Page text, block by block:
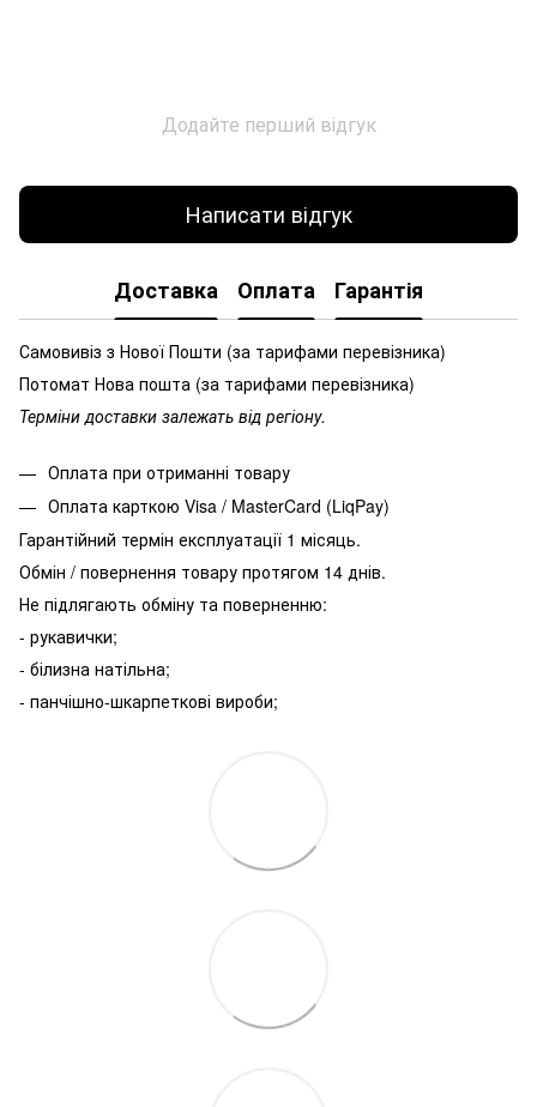
Додайте перший відгук
Написати відгук
Доставка Оплата Гарантія
Самовивіз з Нової Пошти (за тарифами перевізника)
Потомат Нова пошта (за тарифами перевізника)
Терміни доставки залежать від регіону.
Оплата при отриманні товару
Оплата карткою Visa / MasterCard (LiqPay)
Гарантійний термін експлуатації 1 місяць.
Обмін / повернення товару протягом 14 днів.
Не підлягають обміну та поверненню:
- рукавички;
- білизна натільна;
- панчішно-шкарпеткові вироби;